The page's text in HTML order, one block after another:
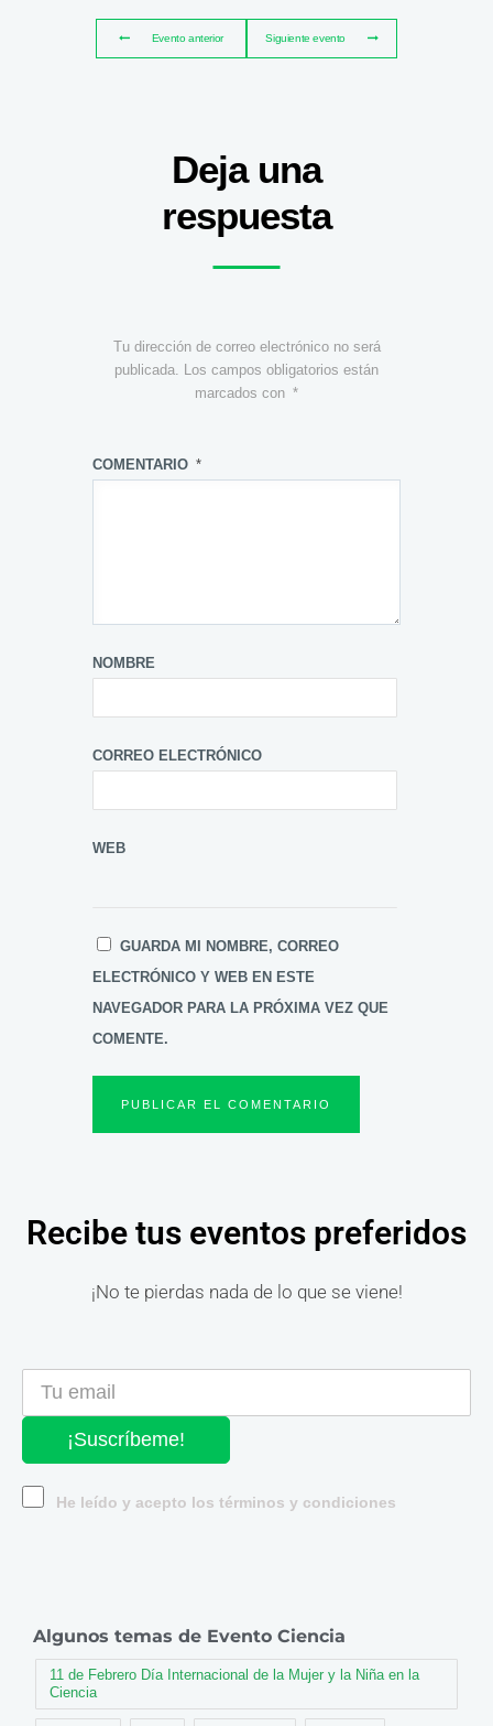
Evento anterior Siguiente evento
Deja una
respuesta
Tu dirección de correo electrónico no será
publicada. Los campos obligatorios están
marcados con *
COMENTARIO *
NOMBRE
CORREO ELECTRÓNICO
WEB
GUARDA MI NOMBRE, CORREO
ELECTRÓNICO Y WEB EN ESTE
NAVEGADOR PARA LA PRÓXIMA VEZ QUE
COMENTE.
Recibe tus eventos preferidos
¡No te pierdas nada de lo que se viene!
¡Suscríbeme!
He leído y acepto los términos y condiciones
Algunos temas de Evento Ciencia
11 de Febrero Día Internacional de la Mujer y la Niña en la
Ciencia